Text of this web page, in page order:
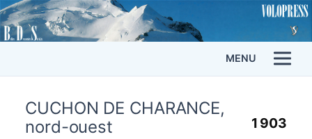
MENU
CUCHON DE CHARANCE,
nord-ouest
1 903